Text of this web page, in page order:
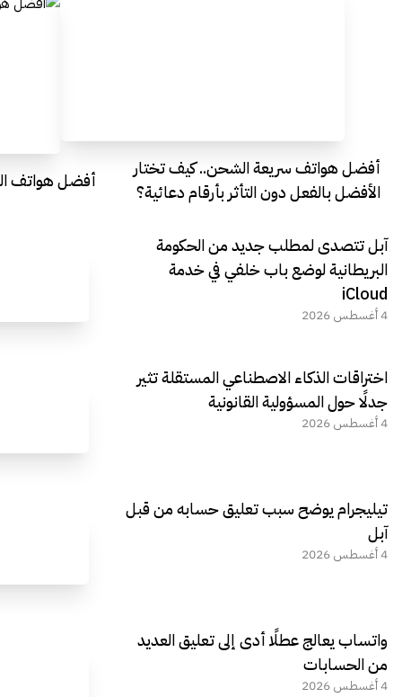
أفضل هواتف سريعة الشحن.. كيف تختار
الأفضل بالفعل دون التأثر بأرقام دعائية؟
أفضل هواتف
آبل تتصدى لمطلب جديد من الحكومة
البريطانية لوضع باب خلفي في خدمة
iCloud
4 أغسطس 2026
اختراقات الذكاء الاصطناعي المستقلة تثير
جدلًا حول المسؤولية القانونية
4 أغسطس 2026
تيليجرام يوضح سبب تعليق حسابه من قبل
آبل
4 أغسطس 2026
واتساب يعالج عطلًا أدى إلى تعليق العديد
من الحسابات
4 أغسطس 2026